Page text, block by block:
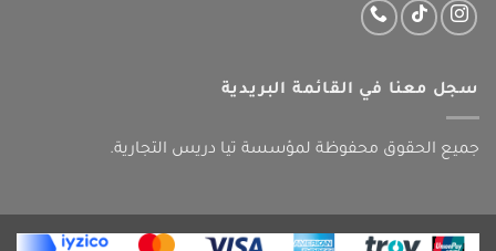
سجل معنا في القائمة البريدية
جميع الحقوق محفوظة لمؤسسة تيا دريس التجارية.